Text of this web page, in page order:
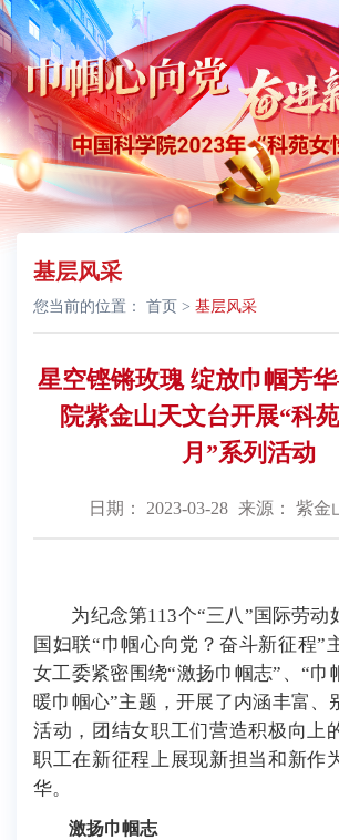
基层风采
您当前的位置： 首页 > 基层风采
星空铿锵玫瑰 绽放巾帼芳
院紫金山天文台开展“科
月”系列活动
日期： 2023-03-28 来源： 紫金
为纪念第113个“三八”国际劳动
国妇联“巾帼心向党 ？ 奋斗新征程”
女工委紧密围绕“激扬巾帼志”、“巾
暖巾帼心”主题，开展了内涵丰富、
活动，团结女职工们营造积极向上
职工在新征程上展现新担当和新作
华。
激扬巾帼志